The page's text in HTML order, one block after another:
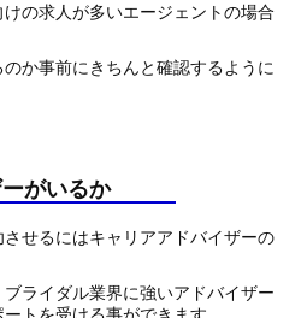
の求人が多いエージェントの場合
か事前にきちんと確認するように
ザーがいるか
せるにはキャリアアドバイザーの
ライダル業界に強いアドバイザー